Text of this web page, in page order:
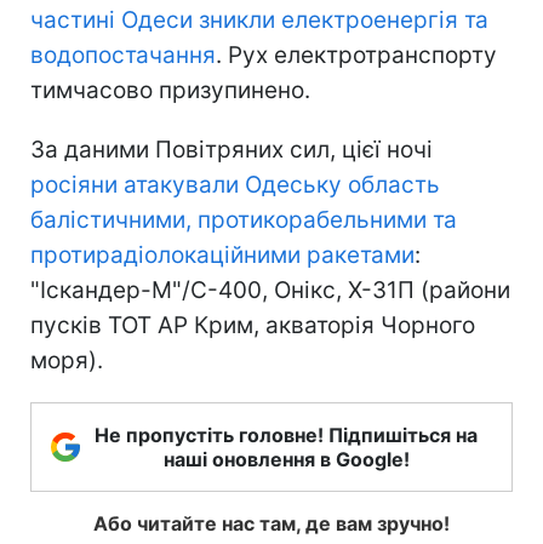
частині Одеси зникли електроенергія та
водопостачання. Рух електротранспорту
тимчасово призупинено.
За даними Повітряних сил, цієї ночі
росіяни атакували Одеську область
балістичними, протикорабельними та
протирадіолокаційними ракетами:
"Іскандер-М"/С-400, Онікс, Х-31П (райони
пусків ТОТ АР Крим, акваторія Чорного
моря).
Не пропустіть головне! Підпишіться на
наші оновлення в Google!
Або читайте нас там, де вам зручно!